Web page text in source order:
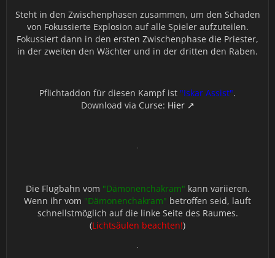
Steht in den Zwischenphasen zusammen, um den Schaden
von Fokussierte Explosion auf alle Spieler aufzuteilen.
Fokussiert dann in den ersten Zwischenphase die Priester,
in der zweiten den Wächter und in der dritten den Raben.
Pflichtaddon für diesen Kampf ist "Iskar Assist".
Download via Curse: Hier
Die Flugbahn vom "Dämonenchakram" kann variieren.
Wenn ihr vom "Dämonenchakram" betroffen seid, lauft
schnellstmöglich auf die linke Seite des Raumes.
(Lichtsäulen beachten!)